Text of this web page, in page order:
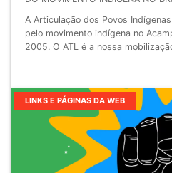
A Articulação dos Povos
pelo movimento indígena no
2005. O ATL é a nossa
LINKS E PÁGINAS DA WEB